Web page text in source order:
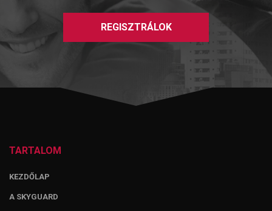
REGISZTRÁLOK
TARTALOM
KEZDŐLAP
A SKYGUARD